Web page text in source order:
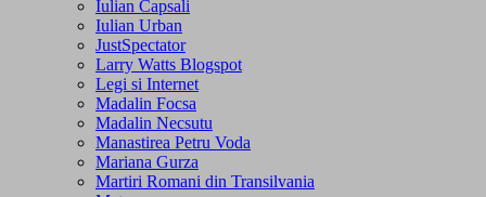
Iulian Capsali
Iulian Urban
JustSpectator
Larry Watts Blogspot
Legi si Internet
Madalin Focsa
Madalin Necsutu
Manastirea Petru Voda
Mariana Gurza
Martiri Romani din Transilvania